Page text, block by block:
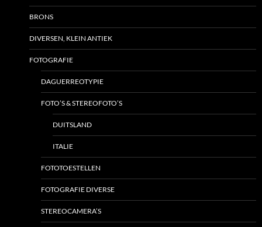
BRONS
DIVERSEN, KLEIN ANTIEK
FOTOGRAFIE
DAGUERREOTYPIE
FOTO’S & STEREOFOTO’S
DUITSLAND
ITALIE
FOTOTOESTELLEN
FOTOGRAFIE DIVERSE
STEREOCAMERA’S